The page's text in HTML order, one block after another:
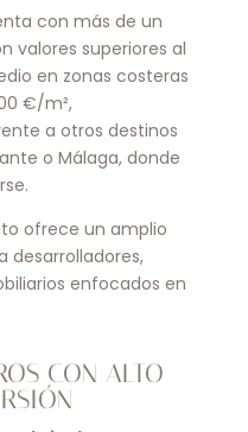
con más de un
valores superiores al
en zonas costeras
€/m²,
a otros destinos
o Málaga, donde
ofrece un amplio
desarrolladores,
enfocados en
CON ALTO